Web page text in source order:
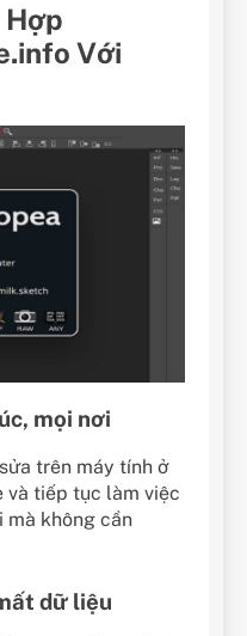
Hợp
Với
mọi nơi
trên máy tính ở
và tiếp tục làm việc
mà không cần
dữ liệu